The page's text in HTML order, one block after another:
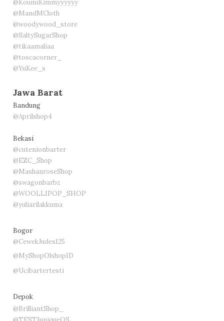
@KoumiKimmyyyyyy
@MandMCloth
@woodywood_store
@SaltySugarShop
@tikaamaliaa
@toscacorner_
@YuKee_s
Jawa Barat
Bandung
@Aprilshop4
Bekasi
@cutenionbarter
@EZC_Shop
@MashanroseShop
@swagonbarbz
@WOOLLIPOP_SHOP
@yuliarilakkuma
Bogor
@CewekJudes125
@MyShopOlshopID
@Ucibartertesti
Depok
@BrilliantShop_